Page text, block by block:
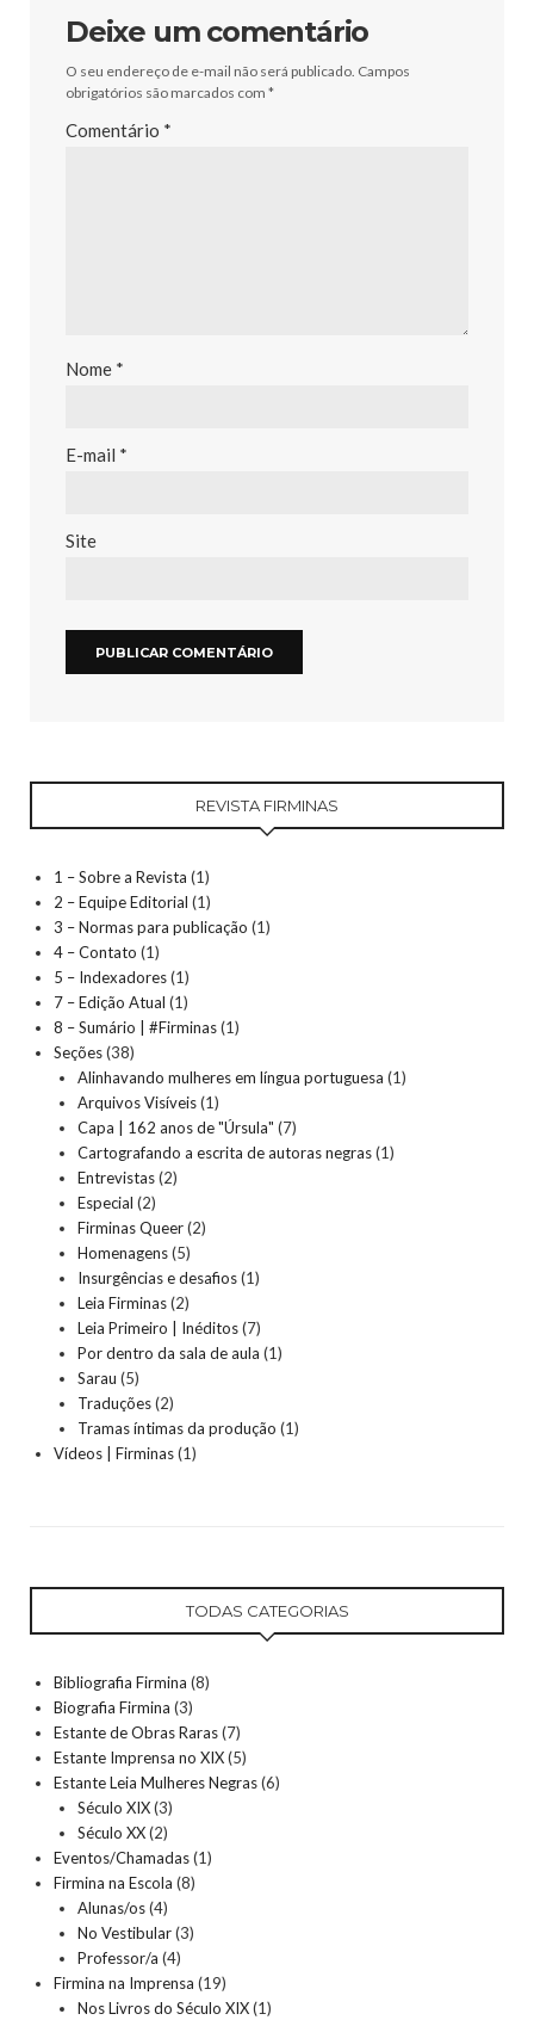
Deixe um comentário
O seu endereço de e-mail não será publicado. Campos
obrigatórios são marcados com *
Comentário *
Nome *
E-mail *
Site
REVISTA FIRMINAS
1 – Sobre a Revista (1)
2 – Equipe Editorial (1)
3 – Normas para publicação (1)
4 – Contato (1)
5 – Indexadores(1)
7 – Edição Atual (1)
8 – Sumário | #Firminas(1)
Seções(38)
Alinhavando mulheres em língua portuguesa (1)
Arquivos Visíveis(1)
Capa | 162 anos de "Úrsula" (7)
Cartografando a escrita de autoras negras(1)
Entrevistas(2)
Especial (2)
Firminas Queer(2)
Homenagens(5)
Insurgências e desafios(1)
Leia Firminas(2)
Leia Primeiro | Inéditos(7)
Por dentro da sala de aula (1)
Sarau (5)
Traduções(2)
Tramas íntimas da produção (1)
Vídeos | Firminas(1)
TODAS CATEGORIAS
Bibliografia Firmina (8)
Biografia Firmina (3)
Estante de Obras Raras(7)
Estante Imprensa no XIX(5)
Estante Leia Mulheres Negras(6)
Século XIX(3)
Século XX(2)
Eventos/Chamadas(1)
Firmina na Escola (8)
Alunas/os(4)
No Vestibular(3)
Professor/a (4)
Firmina na Imprensa (19)
Nos Livros do Século XIX(1)